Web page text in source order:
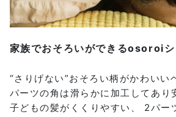
家族でおそろいができるosoroi
“さりげない”おそろい柄がかわいい
パーツの角は滑らかに加工してあり
子どもの髪がくくりやすい、 2パー